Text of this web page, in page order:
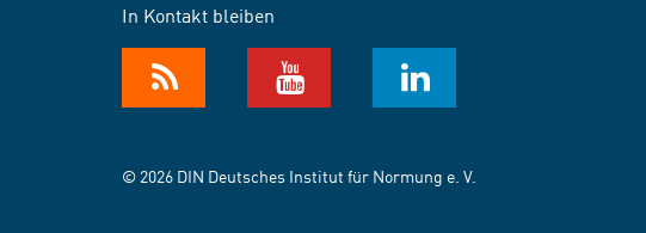
In Kontakt bleiben
© 2026 DIN Deutsches Institut für Normung e. V.